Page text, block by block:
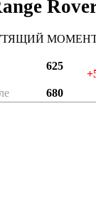
625
680